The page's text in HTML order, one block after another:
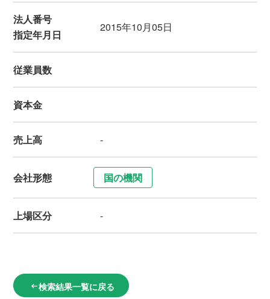
法人番号
指定年月日
2015年10月05日
従業員数
資本金
売上高 -
会社形態 国の機関
上場区分 -
arrow_left_alt検索結果一覧に戻る